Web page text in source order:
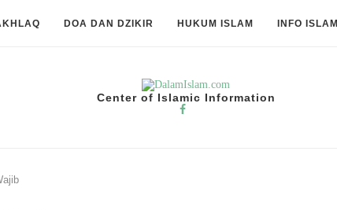
DOA DAN DZIKIR HUKUM ISLAM INFO ISLAMI
Center of Islamic Information